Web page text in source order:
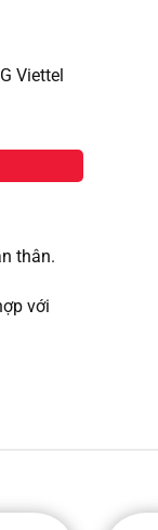
Viettel
thân.
với